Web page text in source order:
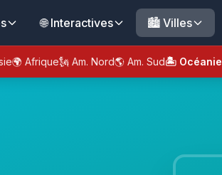
🌐 Interactives 🏙️ Villes
🌍 Afrique🗽 Am. Nord🌎 Am. Sud🏝️ Océanie